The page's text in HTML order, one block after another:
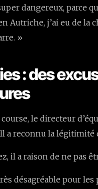
dangereux, parce
Autriche, j’ai eu de la
»
: des
course, le directeur
a reconnu la légitimité
il a raison de ne pas
désagréable pour